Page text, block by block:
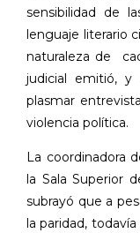
sensibilidad de
lenguaje literario
naturaleza de
judicial emitió, y
plasmar
violencia política.
La coordinadora
la Sala Superior
subrayó que a
la paridad,